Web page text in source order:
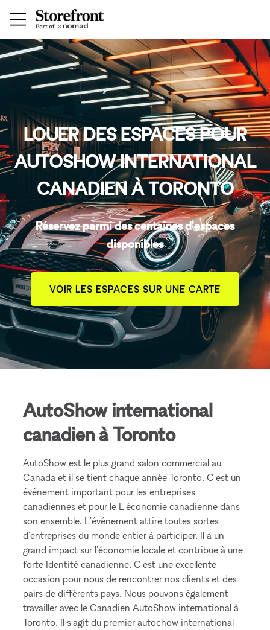
LOUER DES ESPACES POUR
AUTOSHOW INTERNATIONAL
CANADIEN À TORONTO
Réservez parmi des centaines d'espaces
disponibles
VOIR LES ESPACES SUR UNE CARTE
AutoShow international
canadien à Toronto
AutoShow est le plus grand salon commercial au
Canada et il se tient chaque année Toronto. C'est un
événement important pour les entreprises
canadiennes et pour le L'économie canadienne dans
son ensemble. L'événement attire toutes sortes
d'entreprises du monde entier à participer. Il a un
grand impact sur l'économie locale et contribue à une
forte Identité canadienne. C'est une excellente
occasion pour nous de rencontrer nos clients et des
pairs de différents pays. Nous pouvons également
travailler avec le Canadien AutoShow international à
Toronto. Il s'agit du premier autochow international